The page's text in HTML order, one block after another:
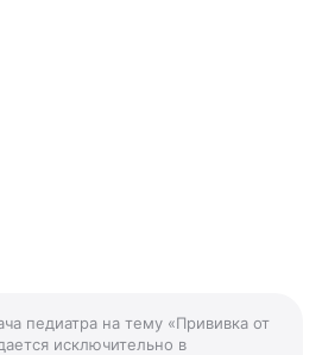
педиатра на тему «Прививка от
исключительно в